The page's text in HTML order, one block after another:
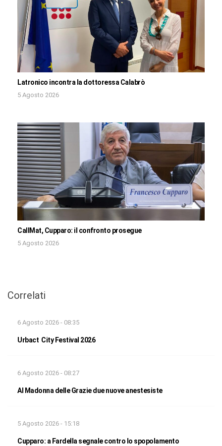
Latronico incontra la dottoressa Calabrò
5 Agosto 2026
CallMat, Cupparo: il confronto prosegue
5 Agosto 2026
Correlati
6 Agosto 2026 - 08:35
Urbact City Festival 2026
6 Agosto 2026 - 08:27
Al Madonna delle Grazie due nuove anestesiste
5 Agosto 2026 - 15:18
Cupparo: a Fardella segnale contro lo spopolamento